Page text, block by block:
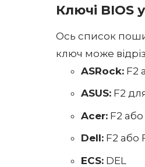
Ключі BIOS
Ось список
ключ може
ASRock:F2
ASUS:F2
Acer:F2 або
Dell:F2 або
ECS:DEL